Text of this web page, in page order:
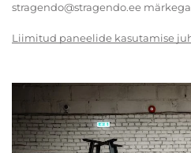
stragendo@stragendo.ee märkega
Liimitud paneelide kasutamise